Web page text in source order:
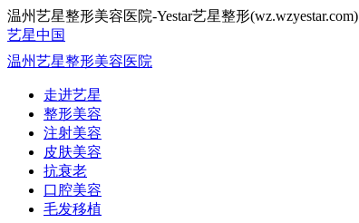
温州艺星整形美容医院-Yestar艺星整形(wz.wzyestar.com)
艺星中国
温州艺星整形美容医院
走进艺星
整形美容
注射美容
皮肤美容
抗衰老
口腔美容
毛发移植